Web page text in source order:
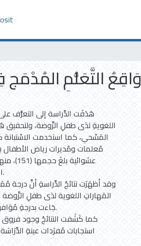
وَاقِعُ التَّعَلُّمِ
هَدَفَت الدِّراسة إلى التعرُّف
اللغويةِ لدَى طفلِ الرَّوضة،
المَسْحي، كما استخدمت الاسْتبانة
مُعلمات ومُديرات رياض الأطفال
وقد أظهَرَت نتائجُ الدِّراسةِ أنَّ درجة
المَهاراتِ اللغوية لدَى طفلِ
جَاءت بدرجةِ
استجابات مُفرَدات عينةِ